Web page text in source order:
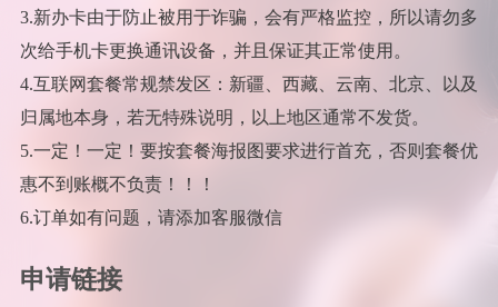
3.新办卡由于防止被用于诈骗，会有严格监控，所以请勿多
次给手机卡更换通讯设备，并且保证其正常使用。
4.互联网套餐常规禁发区：新疆、西藏、云南、北京、以及
归属地本身，若无特殊说明，以上地区通常不发货。
5.一定！一定！要按套餐海报图要求进行首充，否则套餐优
惠不到账概不负责！！！
6.订单如有问题，请添加客服微信
申请链接